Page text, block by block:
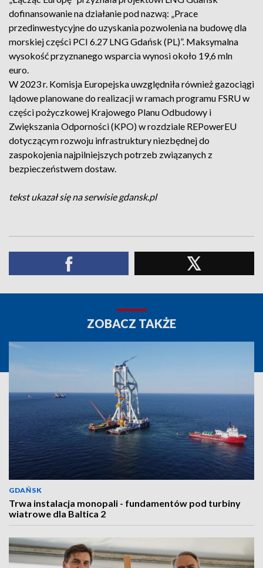
dofinansowanie na działanie pod nazwą: „Prace
przedinwestycyjne do uzyskania pozwolenia na budowę dla
morskiej części PCI 6.27 LNG Gdańsk (PL)”. Maksymalna
wysokość przyznanego wsparcia wynosi około 19,6 mln
euro.
W 2023 r. Komisja Europejska uwzględniła również gazociągi
lądowe planowane do realizacji w ramach programu FSRU w
części pożyczkowej Krajowego Planu Odbudowy i
Zwiększania Odporności (KPO) w rozdziale REPowerEU
dotyczącym rozwoju infrastruktury niezbędnej do
zaspokojenia najpilniejszych potrzeb związanych z
bezpieczeństwem dostaw.
tekst ukazał się na serwisie gdansk.pl
ZOBACZ TAKŻE
GDAŃSK
Trwa instalacja monopali - fundamentów pod turbiny
wiatrowe dla Baltica 2